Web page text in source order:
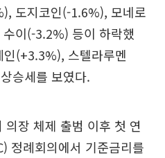
도지코인(-1.6%), 모네로
이(-3.2%) 등이 하락했
(+3.3%), 스텔라루멘
승세를 보였다.
장 체제 출범 이후 첫 연
정례회의에서 기준금리를